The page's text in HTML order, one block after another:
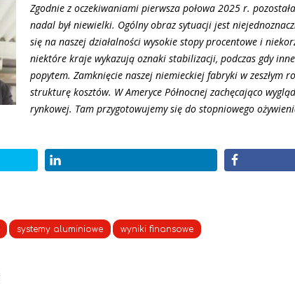
Zgodnie z oczekiwaniami pierwsza połowa 2025 r.
nadal był niewielki. Ogólny obraz sytuacji jest
się na naszej działalności wysokie stopy procentowe i
niektóre kraje wykazują oznaki stabilizacji, podczas gdy
popytem. Zamknięcie naszej niemieckiej fabryki w zeszłym
strukturę kosztów. W Ameryce Północnej zachęcająco
rynkowej. Tam przygotowujemy się do stopniowego
systemy aluminiowe wyniki finansowe